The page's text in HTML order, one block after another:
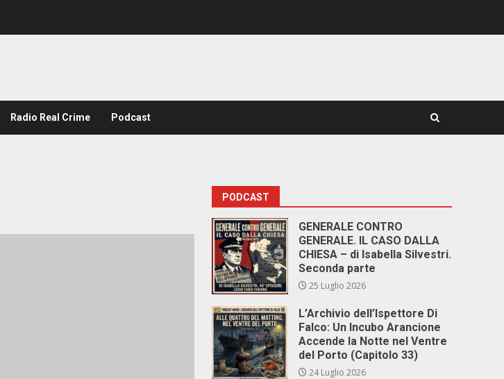
Radio Real Crime Podcast
PODCAST
GENERALE CONTRO
GENERALE. IL CASO DALLA
CHIESA – di Isabella Silvestri.
Seconda parte
25 Luglio 2026
L’Archivio dell’Ispettore Di
Falco: Un Incubo Arancione
Accende la Notte nel Ventre
del Porto (Capitolo 33)
24 Luglio 2026